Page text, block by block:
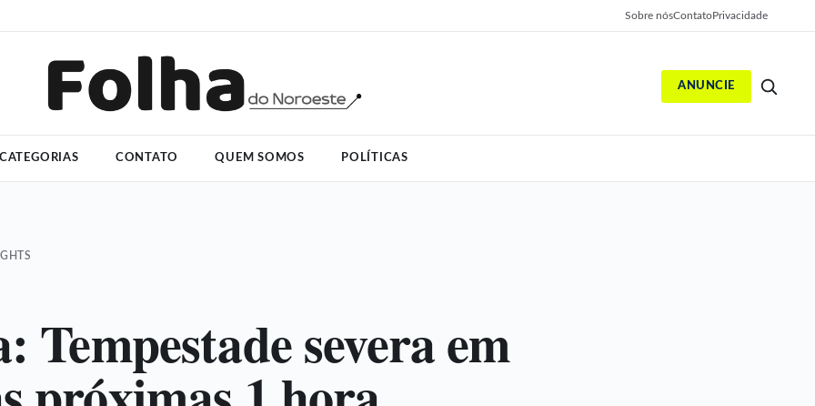
Sobre nósContatoPrivacidade
ANUNCIE
CONTATO QUEM SOMOS POLÍTICAS
Tempestade severa em